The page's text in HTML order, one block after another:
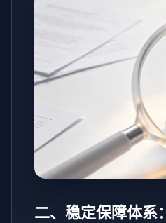
二、稳定保障体系